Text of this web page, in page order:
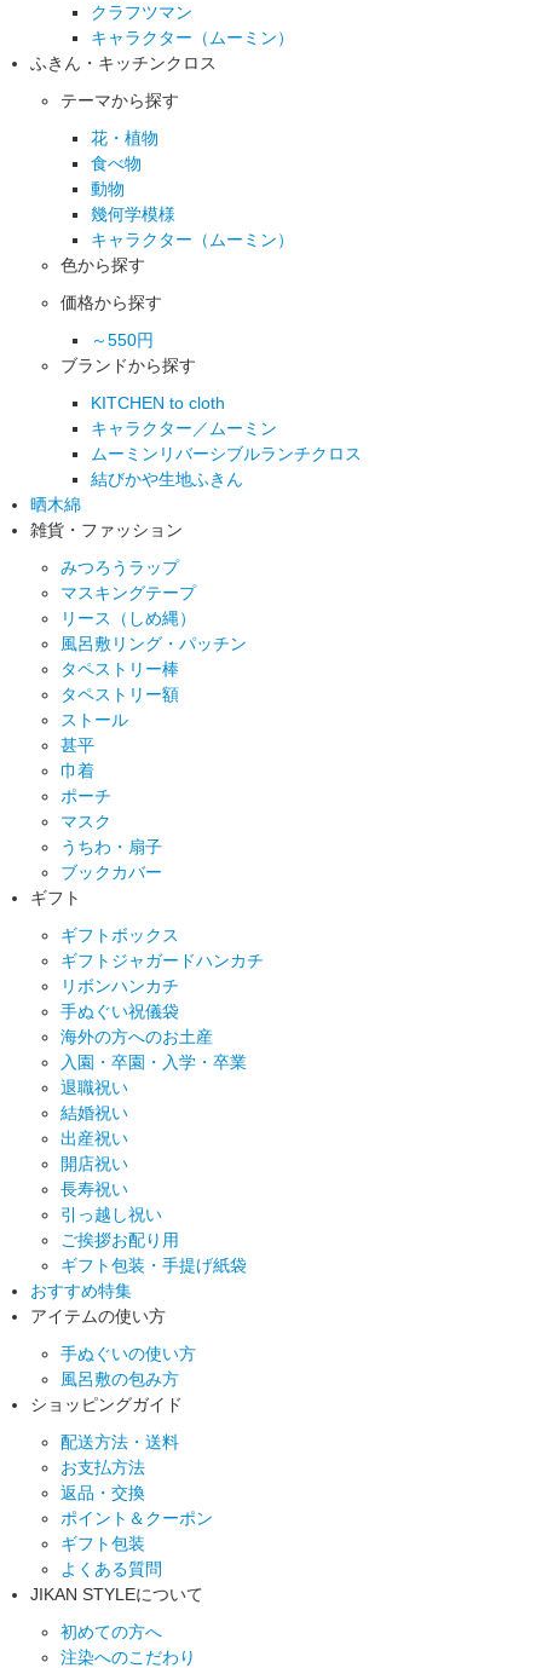
クラフツマン
キャラクター（ムーミン）
ふきん・キッチンクロス
テーマから探す
花・植物
食べ物
動物
幾何学模様
キャラクター（ムーミン）
色から探す
価格から探す
～550円
ブランドから探す
KITCHEN to cloth
キャラクター／ムーミン
ムーミンリバーシブルランチクロス
結びかや生地ふきん
晒木綿
雑貨・ファッション
みつろうラップ
マスキングテープ
リース（しめ縄）
風呂敷リング・パッチン
タペストリー棒
タペストリー額
ストール
甚平
巾着
ポーチ
マスク
うちわ・扇子
ブックカバー
ギフト
ギフトボックス
ギフトジャガードハンカチ
リボンハンカチ
手ぬぐい祝儀袋
海外の方へのお土産
入園・卒園・入学・卒業
退職祝い
結婚祝い
出産祝い
開店祝い
長寿祝い
引っ越し祝い
ご挨拶お配り用
ギフト包装・手提げ紙袋
おすすめ特集
アイテムの使い方
手ぬぐいの使い方
風呂敷の包み方
ショッピングガイド
配送方法・送料
お支払方法
返品・交換
ポイント＆クーポン
ギフト包装
よくある質問
JIKAN STYLEについて
初めての方へ
注染へのこだわり